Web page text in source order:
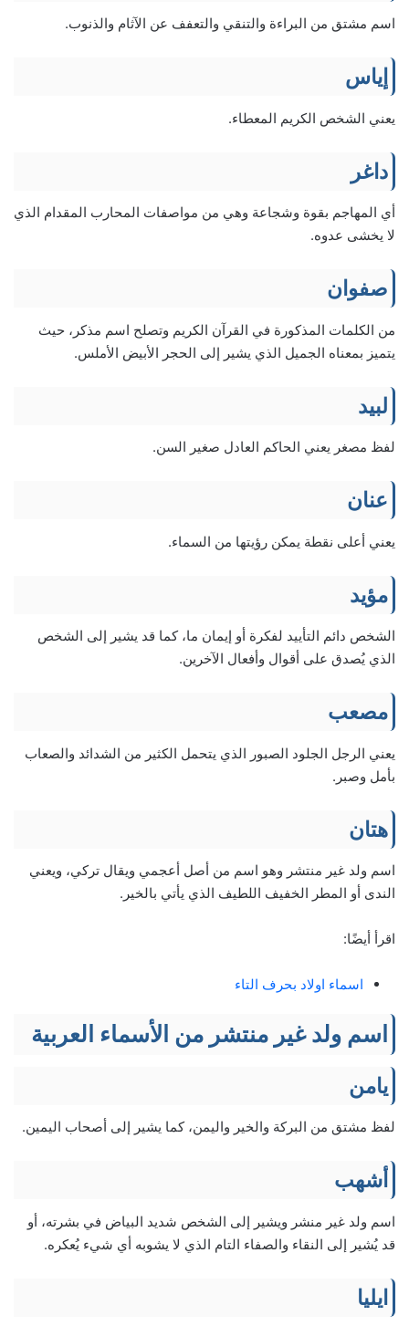
اسم مشتق من البراءة والتنقي والتعفف عن الآثام والذنوب.
إياس
يعني الشخص الكريم المعطاء.
داغر
أي المهاجم بقوة وشجاعة وهي من مواصفات المحارب المقدام الذي
لا يخشى عدوه.
صفوان
من الكلمات المذكورة في القرآن الكريم وتصلح اسم مذكر، حيث
يتميز بمعناه الجميل الذي يشير إلى الحجر الأبيض الأملس.
لبيد
لفظ مصغر يعني الحاكم العادل صغير السن.
عنان
يعني أعلى نقطة يمكن رؤيتها من السماء.
مؤيد
الشخص دائم التأييد لفكرة أو إيمان ما، كما قد يشير إلى الشخص
الذي يُصدق على أقوال وأفعال الآخرين.
مصعب
يعني الرجل الجلود الصبور الذي يتحمل الكثير من الشدائد والصعاب
بأمل وصبر.
هتان
اسم ولد غير منتشر وهو اسم من أصل أعجمي ويقال تركي، ويعني
الندى أو المطر الخفيف اللطيف الذي يأتي بالخير.
اقرأ أيضًا:
اسماء اولاد بحرف التاء
اسم ولد غير منتشر من الأسماء العربية
يامن
لفظ مشتق من البركة والخير واليمن، كما يشير إلى أصحاب اليمين.
أشهب
اسم ولد غير منشر ويشير إلى الشخص شديد البياض في بشرته، أو
قد يُشير إلى النقاء والصفاء التام الذي لا يشوبه أي شيء يُعكره.
ايليا